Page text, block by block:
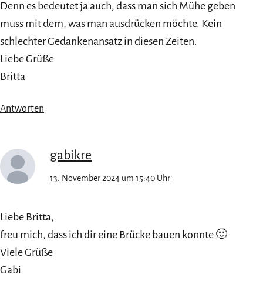
Denn es bedeutet ja auch, dass man sich Mühe geben
muss mit dem, was man ausdrücken möchte. Kein
schlechter Gedankenansatz in diesen Zeiten.
Liebe Grüße
Britta
Antworten
gabikre
13. November 2024 um 15:40 Uhr
Liebe Britta,
freu mich, dass ich dir eine Brücke bauen konnte 🙂
Viele Grüße
Gabi